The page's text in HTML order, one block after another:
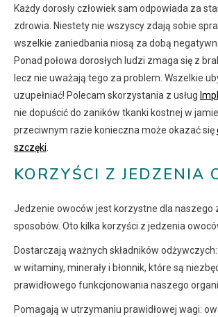
Każdy dorosły człowiek sam odpowiada za
zdrowia. Niestety nie wszyscy zdają sobie
wszelkie zaniedbania niosą za dobą
Ponad połowa dorosłych ludzi zmaga się z
lecz nie uważają tego za problem. Wszelkie
uzupełniać! Polecam skorzystania z usług
nie dopuścić do zaników tkanki kostnej w
przeciwnym razie konieczna może okazać się
szczęki
KORZYŚCI Z JEDZENIA
Jedzenie owoców jest korzystne dla naszego
sposobów. Oto kilka korzyści z jedzenia
Dostarczają ważnych składników
w witaminy, minerały i błonnik, które są
prawidłowego funkcjonowania naszego
Pomagają w utrzymaniu prawidłowej wagi: